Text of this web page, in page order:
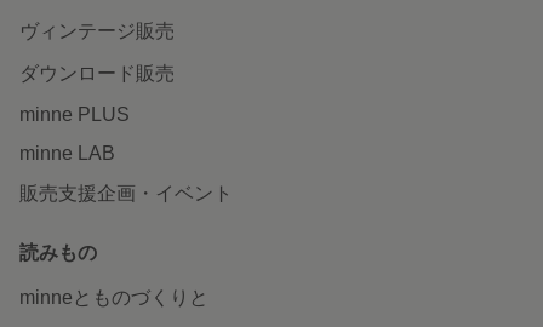
ヴィンテージ販売
ダウンロード販売
minne PLUS
minne LAB
販売支援企画・イベント
読みもの
minneとものづくりと